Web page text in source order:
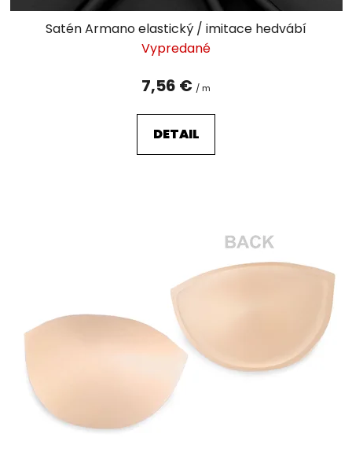
o
Satén Armano elastický / imitace hedvábí
Vypredané
7,56 € / m
DETAIL